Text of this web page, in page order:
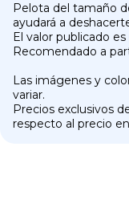
Pelota del tamaño
ayudará a
El valor publicado
Recomendado a
Las imágenes y
variar.
Precios exclusivos
respecto al precio